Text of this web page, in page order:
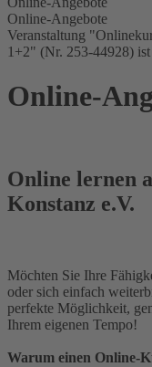
Online-Angebote
Veranstaltung
1+2" (Nr. 253-44928)
Online-
Online lernen
Konstanz e.V.
Möchten Sie Ihre
oder sich einfach
perfekte Möglichkeit,
Ihrem eigenen Tempo!
Warum einen Online-